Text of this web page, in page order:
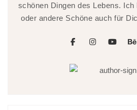
schönen Dingen des Lebens.
oder andere Schöne auch für